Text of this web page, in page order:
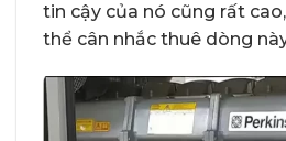
tin cậy của nó cũng rất
thể cân nhắc thuê dòng